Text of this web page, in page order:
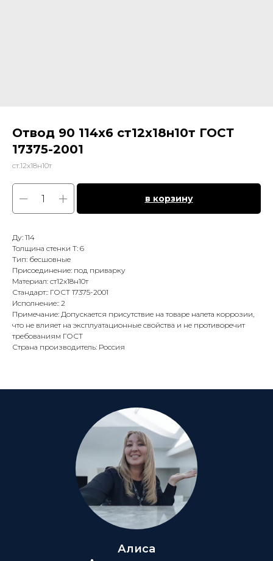
Отвод 90 114х6 ст12х18н10т ГОСТ
17375-2001
ст.12х18н10т
в корзину
Ду: 114
Толщина стенки Т: 6
Тип: бесшовные
Присоединение: под приварку
Материал: ст12х18н10т
Стандарт:: ГОСТ 17375-2001
Исполнение:: 2
Примечание: Допускается присутствие на товаре налета коррозии,
что не влияет на эксплуатационные свойства и не противоречит
требованиям ГОСТ
Страна производитель: Россия
Алиса